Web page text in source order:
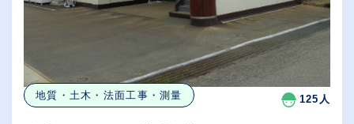
地質・土木・法面工事・測量 125人